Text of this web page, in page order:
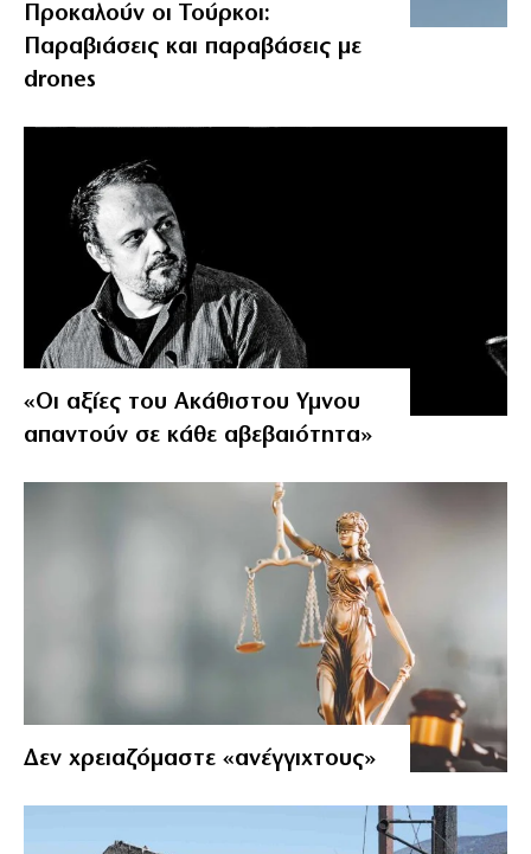
Προκαλούν οι Τούρκοι:
Παραβιάσεις και παραβάσεις με
drones
«Οι αξίες του Ακάθιστου Υμνου
απαντούν σε κάθε αβεβαιότητα»
Δεν χρειαζόμαστε «ανέγγιχτους»